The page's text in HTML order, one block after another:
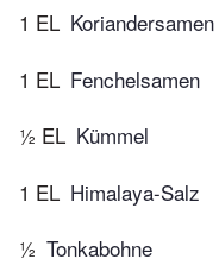
1 EL Koriandersamen
1 EL Fenchelsamen
½ EL Kümmel
1 EL Himalaya-Salz
½ Tonkabohne